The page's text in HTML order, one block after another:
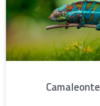
Camaleonte